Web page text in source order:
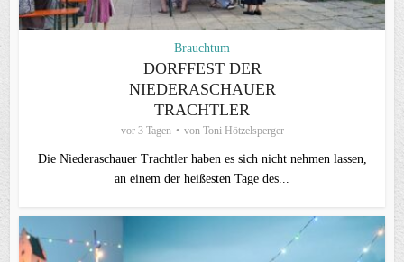
Brauchtum
DORFFEST DER
NIEDERASCHAUER
TRACHTLER
vor 3 Tagen von Toni Hötzelsperger
Die Niederaschauer Trachtler haben es sich nicht nehmen lassen,
an einem der heißesten Tage des...